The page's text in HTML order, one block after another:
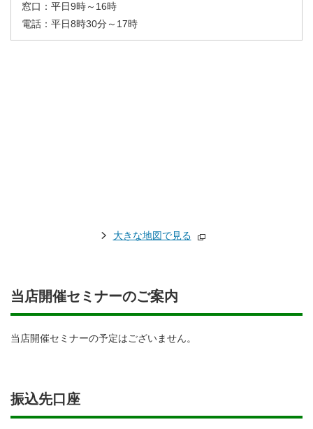
窓口：平日9時～16時
電話：平日8時30分～17時
大きな地図で見る
当店開催セミナーのご案内
当店開催セミナーの予定はございません。
振込先口座